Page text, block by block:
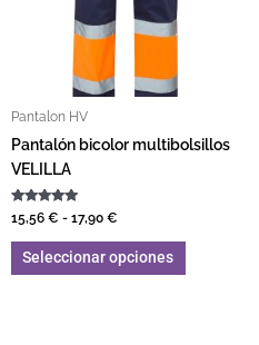
Pantalon HV
Pantalón bicolor multibolsillos
VELILLA
Valorado con
5.00
de 5
15,56 € - 17,90 €
Seleccionar opciones